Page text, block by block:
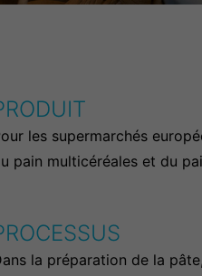
les supermarchés
pain multicéréales et du
la préparation de la